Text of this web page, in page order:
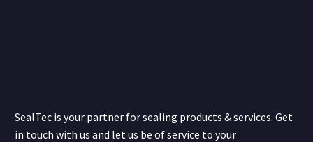
SealTec is your partner for sealing products & services. Get
in touch with us and let us be of service to your